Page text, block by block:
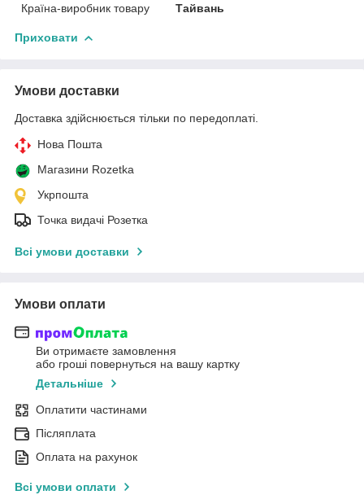
Країна-виробник товару
Тайвань
Приховати
Умови доставки
Доставка здійснюється тільки по передоплаті.
Нова Пошта
Магазини Rozetka
Укрпошта
Точка видачі Розетка
Всі умови доставки
Умови оплати
Ви отримаєте замовлення
або гроші повернуться на вашу картку
Детальніше
Оплатити частинами
Післяплата
Оплата на рахунок
Всі умови оплати